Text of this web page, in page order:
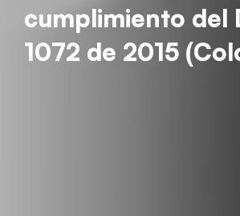
cumplimiento del
1072 de 2015